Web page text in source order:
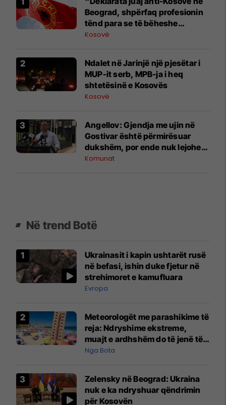
Beograd, shpërfaq profesionin
tënd para se të bëheshe
president”, OVL e UÇK-së i
Kosovë
Ndalet në Jarinjë një pjesëtar i
MUP-it serb, MPB-ja i heq
shtetësinë e Kosovës
Kosovë
Angellov: Gjendja me ujin në
Gostivar është përmirësuar
dukshëm, por ende nuk lejohet
për pije
Komunat
Në trend Botë
Ukrainasit i kapin ushtarët rusë
në befasi, ishin duke fjetur në
strehimoret e kamufluara
Evropa
Meteorologët me parashikime të
reja: Ndryshime ekstreme,
muajt e ardhshëm do të jenë të
pazakontë
Nga Bota
Zelensky në Beograd: Ukraina
nuk e ka ndryshuar qëndrimin
për Kosovën